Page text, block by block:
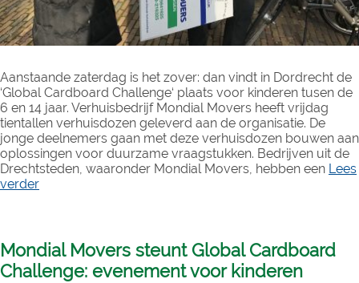
Aanstaande zaterdag is het zover: dan vindt in Dordrecht de
‘Global Cardboard Challenge‘ plaats voor kinderen tusen de
6 en 14 jaar. Verhuisbedrijf Mondial Movers heeft vrijdag
tientallen verhuisdozen geleverd aan de organisatie. De
jonge deelnemers gaan met deze verhuisdozen bouwen aan
oplossingen voor duurzame vraagstukken. Bedrijven uit de
Drechtsteden, waaronder Mondial Movers, hebben een Lees
verder
Mondial Movers steunt Global Cardboard
Challenge: evenement voor kinderen